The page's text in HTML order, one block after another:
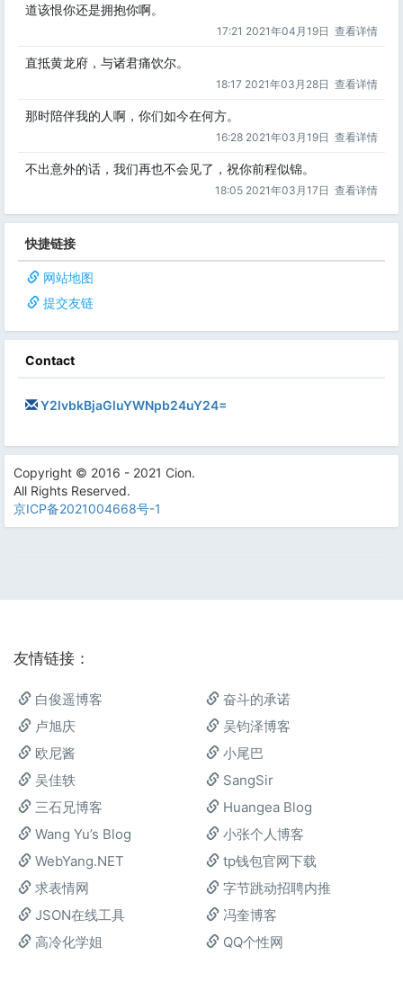
道该恨你还是拥抱你啊。
17:21 2021年04月19日 查看详情
直抵黄龙府，与诸君痛饮尔。
18:17 2021年03月28日 查看详情
那时陪伴我的人啊，你们如今在何方。
16:28 2021年03月19日 查看详情
不出意外的话，我们再也不会见了，祝你前程似锦。
18:05 2021年03月17日 查看详情
快捷链接
网站地图
提交友链
Contact
Y2lvbkBjaGluYWNpb24uY24=
Copyright © 2016 - 2021 Cion.
All Rights Reserved.
京ICP备2021004668号-1
友情链接：
白俊遥博客
奋斗的承诺
卢旭庆
吴钧泽博客
欧尼酱
小尾巴
吴佳轶
SangSir
三石兄博客
Huangea Blog
Wang Yu’s Blog
小张个人博客
WebYang.NET
tp钱包官网下载
求表情网
字节跳动招聘内推
JSON在线工具
冯奎博客
高冷化学姐
QQ个性网